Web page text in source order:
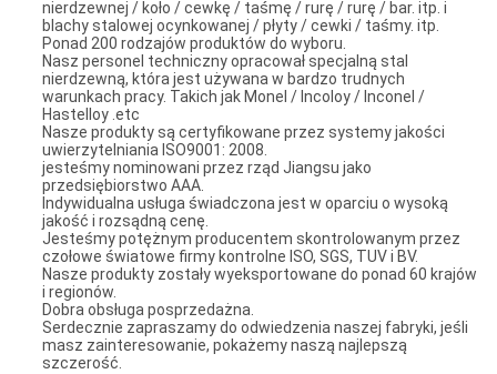
nierdzewnej / koło / cewkę / taśmę / rurę / rurę / bar. itp. i
blachy stalowej ocynkowanej / płyty / cewki / taśmy. itp.
Ponad 200 rodzajów produktów do wyboru.
Nasz personel techniczny opracował specjalną stal
nierdzewną, która jest używana w bardzo trudnych
warunkach pracy. Takich jak Monel / Incoloy / Inconel /
Hastelloy .etc
Nasze produkty są certyfikowane przez systemy jakości
uwierzytelniania ISO9001: 2008.
jesteśmy nominowani przez rząd Jiangsu jako
przedsiębiorstwo AAA.
Indywidualna usługa świadczona jest w oparciu o wysoką
jakość i rozsądną cenę.
Jesteśmy potężnym producentem skontrolowanym przez
czołowe światowe firmy kontrolne ISO, SGS, TUV i BV.
Nasze produkty zostały wyeksportowane do ponad 60 krajów
i regionów.
Dobra obsługa posprzedażna.
Serdecznie zapraszamy do odwiedzenia naszej fabryki, jeśli
masz zainteresowanie, pokażemy naszą najlepszą
szczerość.